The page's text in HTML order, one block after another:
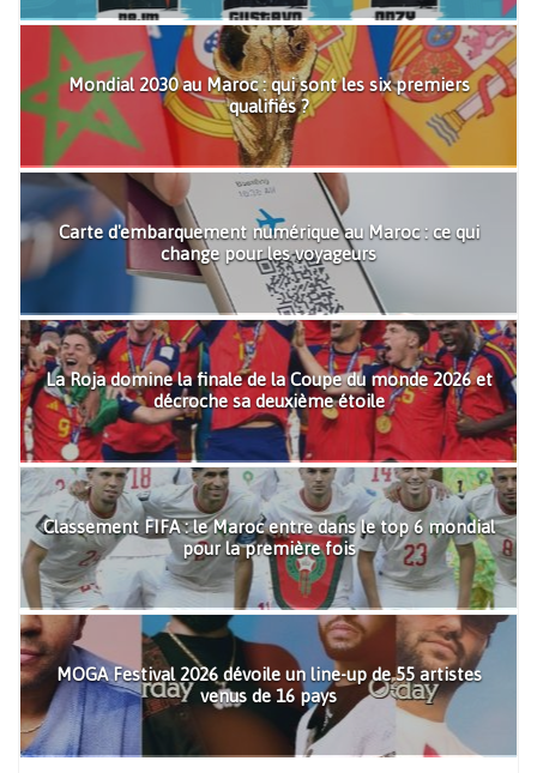
Mondial 2030 au Maroc : qui sont les six premiers
qualifiés ?
Carte d'embarquement numérique au Maroc : ce qui
change pour les voyageurs
La Roja domine la finale de la Coupe du monde 2026 et
décroche sa deuxième étoile
Classement FIFA : le Maroc entre dans le top 6 mondial
pour la première fois
MOGA Festival 2026 dévoile un line-up de 55 artistes
venus de 16 pays